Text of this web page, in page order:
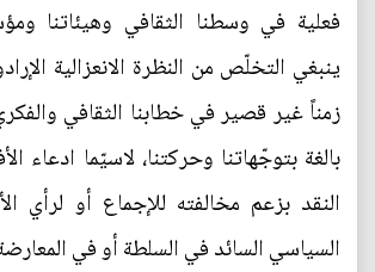
فعلية في وسطنا الثقافي وهيئاتنا
ينبغي التخلّص من النظرة الانعزالية
زمناً غير قصير في خطابنا الثقافي
بالغة بتوجّهاتنا وحركتنا، لاسيّما
النقد بزعم مخالفته للإجماع أو لرأي
السياسي السائد في السلطة أو في